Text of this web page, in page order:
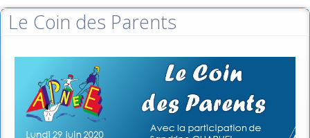
Le Coin des Parents